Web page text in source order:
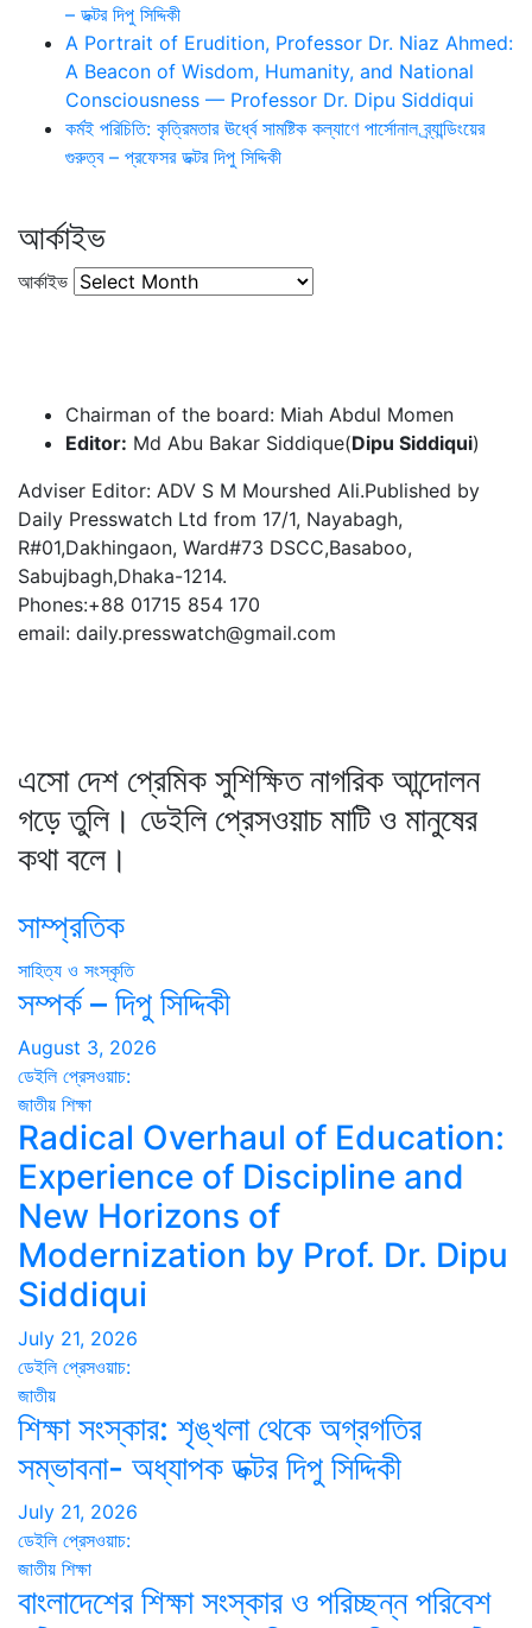
– ডক্টর দিপু সিদ্দিকী
A Portrait of Erudition, Professor Dr. Niaz Ahmed:
A Beacon of Wisdom, Humanity, and National
Consciousness — Professor Dr. Dipu Siddiqui
কর্মই পরিচিতি: কৃত্রিমতার ঊর্ধ্বে সামষ্টিক কল্যাণে পার্সোনাল ব্র্যান্ডিংয়ের
গুরুত্ব – প্রফেসর ডক্টর দিপু সিদ্দিকী
আর্কাইভ
আর্কাইভ
Chairman of the board: Miah Abdul Momen
Editor: Md Abu Bakar Siddique(Dipu Siddiqui)
Adviser Editor: ADV S M Mourshed Ali.Published by
Daily Presswatch Ltd from 17/1, Nayabagh,
R#01,Dakhingaon, Ward#73 DSCC,Basaboo,
Sabujbagh,Dhaka-1214.
Phones:+88 01715 854 170
email: daily.presswatch@gmail.com
এসো দেশ প্রেমিক সুশিক্ষিত নাগরিক আন্দোলন
গড়ে তুলি। ডেইলি প্রেসওয়াচ মাটি ও মানুষের
কথা বলে।
সাম্প্রতিক
সাহিত্য ও সংস্কৃতি
সম্পর্ক – দিপু সিদ্দিকী
August 3, 2026
ডেইলি প্রেসওয়াচ:
জাতীয় শিক্ষা
Radical Overhaul of Education:
Experience of Discipline and
New Horizons of
Modernization by Prof. Dr. Dipu
Siddiqui
July 21, 2026
ডেইলি প্রেসওয়াচ:
জাতীয়
শিক্ষা সংস্কার: শৃঙ্খলা থেকে অগ্রগতির
সম্ভাবনা- অধ্যাপক ডক্টর দিপু সিদ্দিকী
July 21, 2026
ডেইলি প্রেসওয়াচ:
জাতীয় শিক্ষা
বাংলাদেশের শিক্ষা সংস্কার ও পরিচ্ছন্ন পরিবেশ